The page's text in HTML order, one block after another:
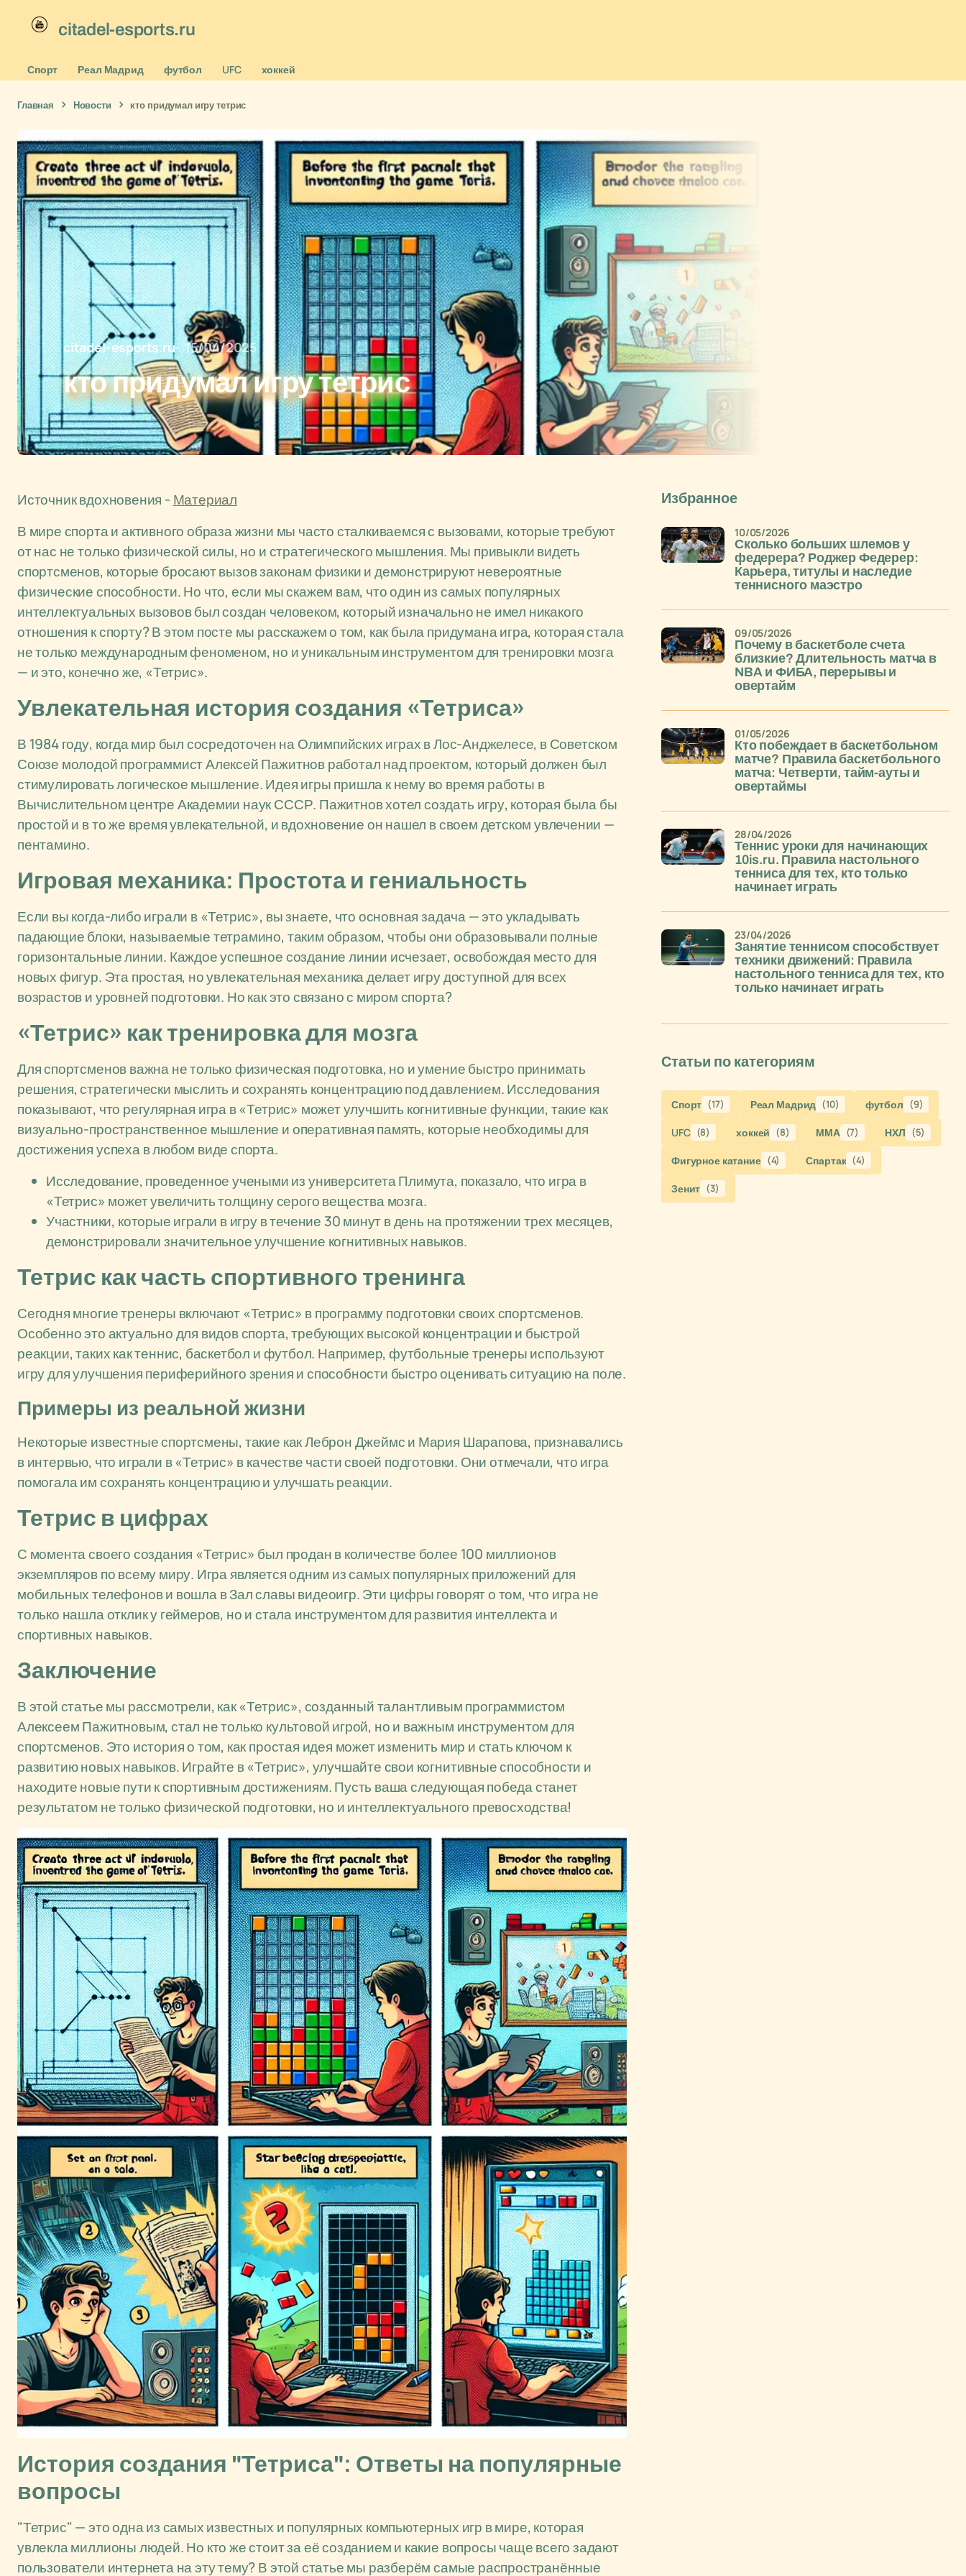
citadel-esports.ru
Спорт Реал Мадрид футбол UFC хоккей
Главная Новости кто придумал игру тетрис
citadel-esports.ru 15/04/2025
кто придумал игру тетрис
Источник вдохновения - Материал
В мире спорта и активного образа жизни мы часто сталкиваемся с вызовами, которые требуют
от нас не только физической силы, но и стратегического мышления. Мы привыкли видеть
спортсменов, которые бросают вызов законам физики и демонстрируют невероятные
физические способности. Но что, если мы скажем вам, что один из самых популярных
интеллектуальных вызовов был создан человеком, который изначально не имел никакого
отношения к спорту? В этом посте мы расскажем о том, как была придумана игра, которая стала
не только международным феноменом, но и уникальным инструментом для тренировки мозга
— и это, конечно же, «Тетрис».
Увлекательная история создания «Тетриса»
В 1984 году, когда мир был сосредоточен на Олимпийских играх в Лос-Анджелесе, в Советском
Союзе молодой программист Алексей Пажитнов работал над проектом, который должен был
стимулировать логическое мышление. Идея игры пришла к нему во время работы в
Вычислительном центре Академии наук СССР. Пажитнов хотел создать игру, которая была бы
простой и в то же время увлекательной, и вдохновение он нашел в своем детском увлечении —
пентамино.
Игровая механика: Простота и гениальность
Если вы когда-либо играли в «Тетрис», вы знаете, что основная задача — это укладывать
падающие блоки, называемые тетрамино, таким образом, чтобы они образовывали полные
горизонтальные линии. Каждое успешное создание линии исчезает, освобождая место для
новых фигур. Эта простая, но увлекательная механика делает игру доступной для всех
возрастов и уровней подготовки. Но как это связано с миром спорта?
«Тетрис» как тренировка для мозга
Для спортсменов важна не только физическая подготовка, но и умение быстро принимать
решения, стратегически мыслить и сохранять концентрацию под давлением. Исследования
показывают, что регулярная игра в «Тетрис» может улучшить когнитивные функции, такие как
визуально-пространственное мышление и оперативная память, которые необходимы для
достижения успеха в любом виде спорта.
Исследование, проведенное учеными из университета Плимута, показало, что игра в
«Тетрис» может увеличить толщину серого вещества мозга.
Участники, которые играли в игру в течение 30 минут в день на протяжении трех месяцев,
демонстрировали значительное улучшение когнитивных навыков.
Тетрис как часть спортивного тренинга
Сегодня многие тренеры включают «Тетрис» в программу подготовки своих спортсменов.
Особенно это актуально для видов спорта, требующих высокой концентрации и быстрой
реакции, таких как теннис, баскетбол и футбол. Например, футбольные тренеры используют
игру для улучшения периферийного зрения и способности быстро оценивать ситуацию на поле.
Примеры из реальной жизни
Некоторые известные спортсмены, такие как Леброн Джеймс и Мария Шарапова, признавались
в интервью, что играли в «Тетрис» в качестве части своей подготовки. Они отмечали, что игра
помогала им сохранять концентрацию и улучшать реакции.
Тетрис в цифрах
С момента своего создания «Тетрис» был продан в количестве более 100 миллионов
экземпляров по всему миру. Игра является одним из самых популярных приложений для
мобильных телефонов и вошла в Зал славы видеоигр. Эти цифры говорят о том, что игра не
только нашла отклик у геймеров, но и стала инструментом для развития интеллекта и
спортивных навыков.
Заключение
В этой статье мы рассмотрели, как «Тетрис», созданный талантливым программистом
Алексеем Пажитновым, стал не только культовой игрой, но и важным инструментом для
спортсменов. Это история о том, как простая идея может изменить мир и стать ключом к
развитию новых навыков. Играйте в «Тетрис», улучшайте свои когнитивные способности и
находите новые пути к спортивным достижениям. Пусть ваша следующая победа станет
результатом не только физической подготовки, но и интеллектуального превосходства!
История создания "Тетриса": Ответы на популярные
вопросы
"Тетрис" — это одна из самых известных и популярных компьютерных игр в мире, которая
увлекла миллионы людей. Но кто же стоит за её созданием и какие вопросы чаще всего задают
пользователи интернета на эту тему? В этой статье мы разберём самые распространённые
Избранное
Сколько больших шлемов у
федерера? Роджер Федерер:
Карьера, титулы и наследие
теннисного маэстро
10/05/2026
Почему в баскетболе счета
близкие? Длительность матча в
NBA и ФИБА, перерывы и
овертайм
09/05/2026
Кто побеждает в баскетбольном
матче? Правила баскетбольного
матча: Четверти, тайм-ауты и
овертаймы
01/05/2026
Теннис уроки для начинающих
10is.ru. Правила настольного
тенниса для тех, кто только
начинает играть
28/04/2026
Занятие теннисом способствует
техники движений: Правила
настольного тенниса для тех, кто
только начинает играть
23/04/2026
Статьи по категориям
Спорт (17) Реал Мадрид (10) футбол (9)
UFC (8) хоккей (8) ММА (7) НХЛ (5)
Фигурное катание (4) Спартак (4)
Зенит (3)